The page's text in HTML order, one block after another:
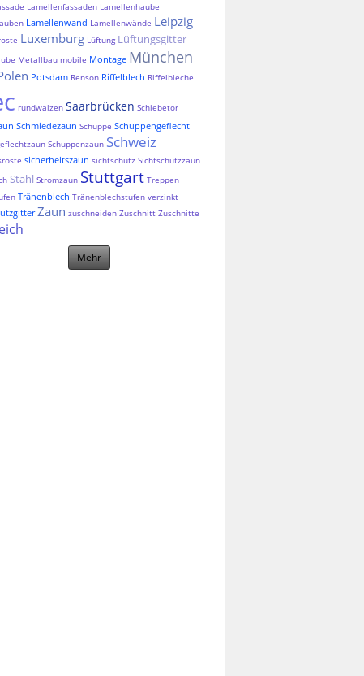
Lamellenfassaden Lamellenhaube
Lamellenwand Lamellenwände Leipzig
Luxemburg Lüftung Lüftungsgitter
Metallbau mobile Montage München
Potsdam Renson Riffelblech Riffelbleche
rundwalzen Saarbrücken Schiebetor
Schmiedezaun Schuppe Schuppengeflecht
Schuppenzaun Schweiz
sicherheitszaun sichtschutz Sichtschutzzaun
Stahl Stromzaun Stuttgart Treppen
Tränenblech Tränenblechstufen verzinkt
Zaun zuschneiden Zuschnitt Zuschnitte
Mehr